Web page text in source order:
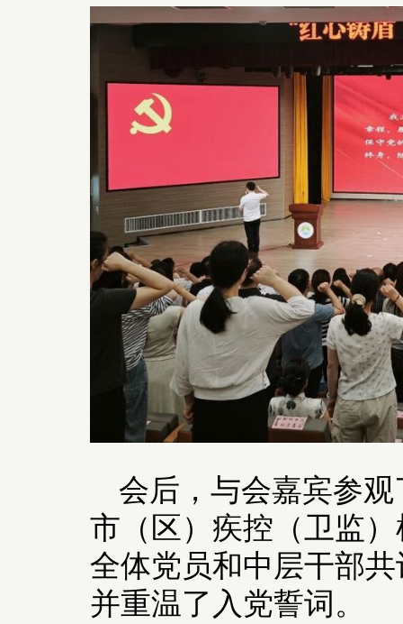
会后，与会嘉宾参
市（区）疾控（卫监
全体党员和中层干部
并重温了入党誓词。